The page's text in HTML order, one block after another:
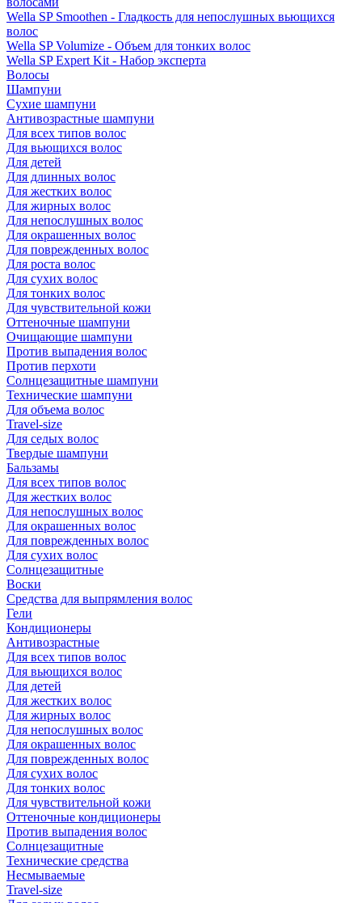
Wella SP Smoothen - Гладкость для непослушных вьющихся
волос
Wella SP Volumize - Объем для тонких волос
Wella SP Expert Kit - Набор эксперта
Волосы
Шампуни
Сухие шампуни
Антивозрастные шампуни
Для всех типов волос
Для вьющихся волос
Для детей
Для длинных волос
Для жестких волос
Для жирных волос
Для непослушных волос
Для окрашенных волос
Для поврежденных волос
Для роста волос
Для сухих волос
Для тонких волос
Для чувствительной кожи
Оттеночные шампуни
Очищающие шампуни
Против выпадения волос
Против перхоти
Солнцезащитные шампуни
Технические шампуни
Для объема волос
Travel-size
Для седых волос
Твердые шампуни
Бальзамы
Для всех типов волос
Для жестких волос
Для непослушных волос
Для окрашенных волос
Для поврежденных волос
Для сухих волос
Солнцезащитные
Воски
Средства для выпрямления волос
Гели
Кондиционеры
Антивозрастные
Для всех типов волос
Для вьющихся волос
Для детей
Для жестких волос
Для жирных волос
Для непослушных волос
Для окрашенных волос
Для поврежденных волос
Для сухих волос
Для тонких волос
Для чувствительной кожи
Оттеночные кондиционеры
Против выпадения волос
Солнцезащитные
Технические средства
Несмываемые
Travel-size